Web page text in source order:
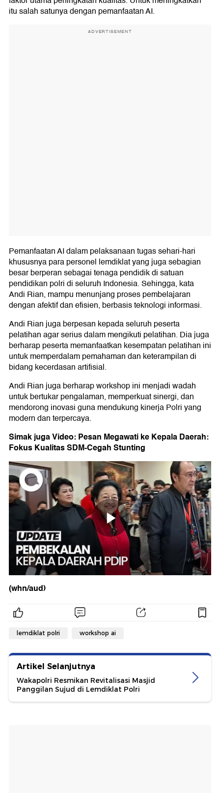
itu salah satunya dengan pemanfaatan AI.
ADVERTISEMENT
Pemanfaatan AI dalam pelaksanaan tugas sehari-hari
khususnya para personel lemdiklat yang juga sebagian
besar berperan sebagai tenaga pendidik di satuan
pendidikan polri di seluruh Indonesia. Sehingga, kata
Andi Rian, mampu menunjang proses pembelajaran
dengan afektif dan efisien, berbasis teknologi informasi.
Andi Rian juga berpesan kepada seluruh peserta
pelatihan agar serius dalam mengikuti pelatihan. Dia juga
berharap peserta memanfaatkan kesempatan pelatihan ini
untuk memperdalam pemahaman dan keterampilan di
bidang kecerdasan artifisial.
Andi Rian juga berharap workshop ini menjadi wadah
untuk bertukar pengalaman, memperkuat sinergi, dan
mendorong inovasi guna mendukung kinerja Polri yang
modern dan terpercaya.
Simak juga Video: Pesan Megawati ke Kepala Daerah:
Fokus Kualitas SDM-Cegah Stunting
(whn/aud)
lemdiklat polri workshop ai
Artikel Selanjutnya
Wakapolri Resmikan Revitalisasi Masjid
Panggilan Sujud di Lemdiklat Polri